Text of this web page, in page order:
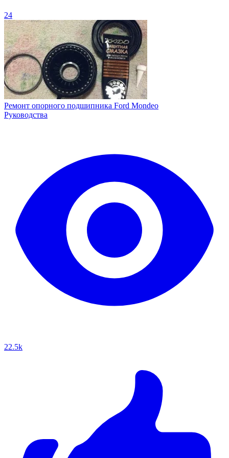
24
Ремонт опорного подшипника Ford Mondeo
Руководства
22.5k